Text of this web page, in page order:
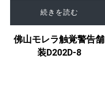
続きを読む
佛山モレラ触覚警告舗
装D202D-8